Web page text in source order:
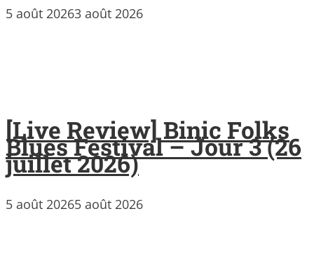
5 août 20263 août 2026
[Live Review] Binic Folks
Blues Festival – Jour 3 (26
juillet 2026)
5 août 20265 août 2026